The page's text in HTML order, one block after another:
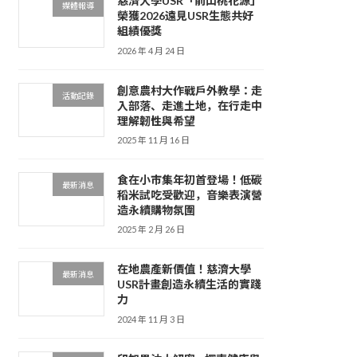
媒體報導
榮獲2026遠見USR生態共好
組績優獎
2026 年 4 月 24 日
活動記錄
創意農村大作戰戶外教學：走
入部落、走進土地，在行走中
理解韌性與希望
2025 年 11 月 16 日
最新消息
食在小市集年初首登場！低碳
稻米試吃受歡迎，音樂表演營
造永續購物氛圍
2025 年 2 月 26 日
最新消息
在地農產新價值！慈濟大學
USR計畫創造永續生活的實踐
力
2024 年 11 月 3 日